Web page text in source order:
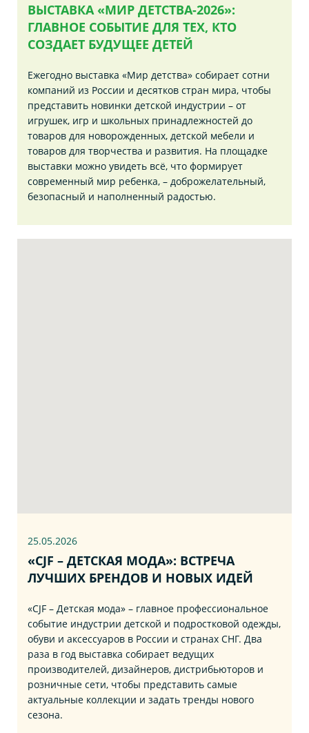
ВЫСТАВКА «МИР ДЕТСТВА-2026»:
ГЛАВНОЕ СОБЫТИЕ ДЛЯ ТЕХ, КТО
СОЗДАЕТ БУДУЩЕЕ ДЕТЕЙ
Ежегодно выставка «Мир детства» собирает сотни
компаний из России и десятков стран мира, чтобы
представить новинки детской индустрии – от
игрушек, игр и школьных принадлежностей до
товаров для новорожденных, детской мебели и
товаров для творчества и развития. На площадке
выставки можно увидеть всё, что формирует
современный мир ребенка, – доброжелательный,
безопасный и наполненный радостью.
25.05.2026
«CJF – ДЕТСКАЯ МОДА»: ВСТРЕЧА
ЛУЧШИХ БРЕНДОВ И НОВЫХ ИДЕЙ
«CJF – Детская мода» – главное профессиональное
событие индустрии детской и подростковой одежды,
обуви и аксессуаров в России и странах СНГ. Два
раза в год выставка собирает ведущих
производителей, дизайнеров, дистрибьюторов и
розничные сети, чтобы представить самые
актуальные коллекции и задать тренды нового
сезона.